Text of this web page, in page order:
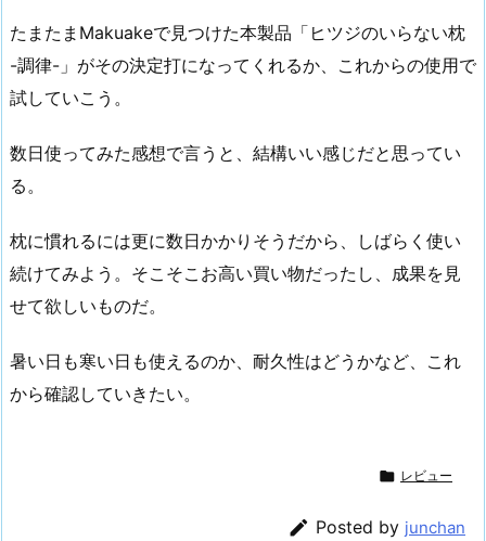
たまたまMakuakeで見つけた本製品「ヒツジのいらない枕
-調律-」がその決定打になってくれるか、これからの使用で
試していこう。
数日使ってみた感想で言うと、結構いい感じだと思ってい
る。
枕に慣れるには更に数日かかりそうだから、しばらく使い
続けてみよう。そこそこお高い買い物だったし、成果を見
せて欲しいものだ。
暑い日も寒い日も使えるのか、耐久性はどうかなど、これ
から確認していきたい。
 レビュー
 Posted by junchan